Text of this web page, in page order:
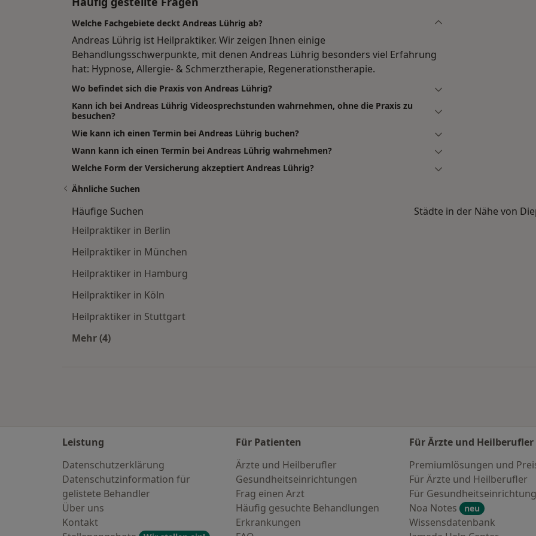
Welche Fachgebiete deckt Andreas Lührig ab?
Andreas Lührig ist Heilpraktiker. Wir zeigen Ihnen einige
Behandlungsschwerpunkte, mit denen Andreas Lührig besonders viel Erfahrung
hat: Hypnose, Allergie- & Schmerztherapie, Regenerationstherapie.
Wo befindet sich die Praxis von Andreas Lührig?
Kann ich bei Andreas Lührig Videosprechstunden wahrnehmen, ohne die Praxis zu
besuchen?
Wie kann ich einen Termin bei Andreas Lührig buchen?
Wann kann ich einen Termin bei Andreas Lührig wahrnehmen?
Welche Form der Versicherung akzeptiert Andreas Lührig?
Ähnliche Suchen
Häufige Suchen
Heilpraktiker in Berlin
Heilpraktiker in München
Heilpraktiker in Hamburg
Heilpraktiker in Köln
Heilpraktiker in Stuttgart
Mehr (4)
Städte in der Nähe von
Leistung
Datenschutzerklärung
Datenschutzinformation für
gelistete Behandler
Über uns
Kontakt
Für Patienten
Ärzte und Heilberufler
Gesundheitseinrichtungen
Frag einen Arzt
Häufig gesuchte Behandlungen
Erkrankungen
Für Ärzte und Heilberufler
Premiumlösungen und
Für Ärzte und Heilberufler
Für
Noa Notes
neu
Wissensdatenbank